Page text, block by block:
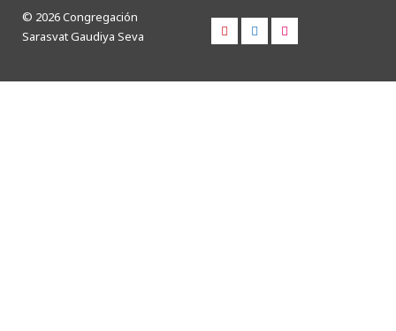
© 2026 Congregación
Sarasvat Gaudiya Seva